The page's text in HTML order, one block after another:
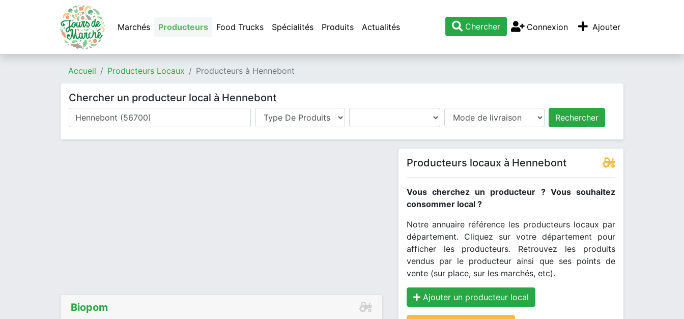
Marchés Producteurs Food Trucks Spécialités Produits Actualités Chercher Connexion Ajouter
Accueil Producteurs Locaux Producteurs à Hennebont
Chercher un producteur local à Hennebont
Où cherchez-vous un producteur ?
Type de produits
Produits
Mode de livraison Rechercher
Biopom
Producteurs locaux à Hennebont
Vous cherchez un producteur ? Vous souhaitez
consommer local ?
Notre annuaire référence les producteurs locaux par
département. Cliquez sur votre département pour
afficher les producteurs. Retrouvez les produits
vendus par le producteur ainsi que ses points de
vente (sur place, sur les marchés, etc).
Ajouter un producteur local